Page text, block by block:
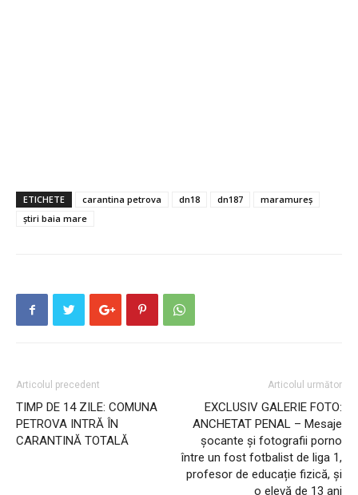
ETICHETE carantina petrova dn18 dn187
maramureș
știri baia mare
Articolul precedent
TIMP DE 14 ZILE: COMUNA
PETROVA INTRĂ ÎN
CARANTINĂ TOTALĂ
Articolul următor
EXCLUSIV GALERIE FOTO:
ANCHETAT PENAL – Mesaje
șocante și fotografii porno
între un fost fotbalist de liga 1,
profesor de educație fizică, și
o elevă de 13 ani